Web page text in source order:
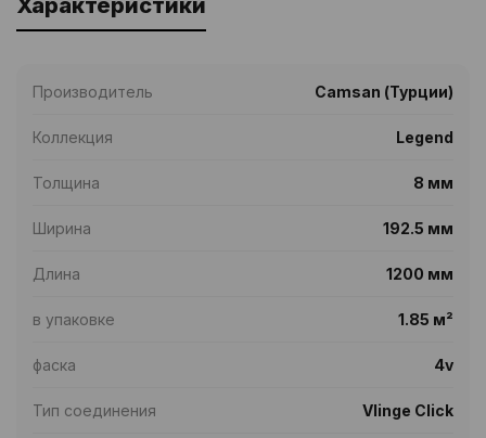
Производитель Camsan (Турции)
Коллекция Legend
Толщина 8 мм
Ширина 192.5 мм
Длина 1200 мм
в упаковке 1.85 м²
фаска 4v
Тип соединения Vӓlinge Click